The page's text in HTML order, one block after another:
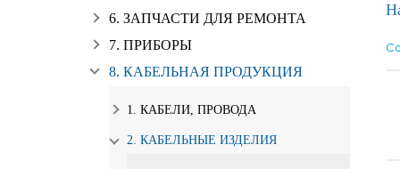
6. ЗАПЧАСТИ ДЛЯ РЕМОНТА
7. ПРИБОРЫ
8. КАБЕЛЬНАЯ ПРОДУКЦИЯ
1. КАБЕЛИ, ПРОВОДА
2. КАБЕЛЬНЫЕ ИЗДЕЛИЯ